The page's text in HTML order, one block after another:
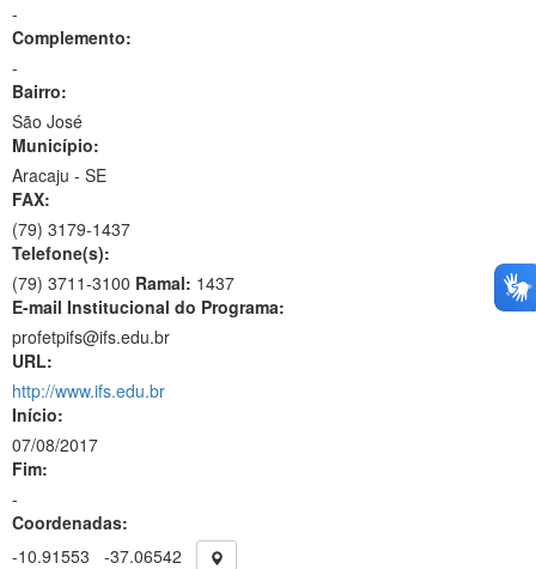
-
Complemento:
-
Bairro:
São José
Município:
Aracaju - SE
FAX:
(79) 3179-1437
Telefone(s):
(79) 3711-3100 Ramal: 1437
E-mail Institucional do Programa:
profetpifs@ifs.edu.br
URL:
http://www.ifs.edu.br
Início:
07/08/2017
Fim:
-
Coordenadas:
-10.91553
-37.06542